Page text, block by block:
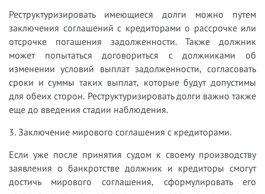
Реструктуризировать имеющиеся долги можно путем
заключения соглашений с кредиторами о рассрочке или
отсрочке погашения задолженности. Также должник
может попытаться договориться с должниками об
изменении условий выплат задолженности, согласовать
сроки и суммы таких выплат, которые будут допустимы
для обеих сторон. Реструктуризировать долги важно также
еще до введения стадии наблюдения.
3. Заключение мирового соглашения с кредиторами.
Если уже после принятия судом к своему производству
заявления о банкротстве должник и кредиторы смогут
достичь мирового соглашения, сформулировать его